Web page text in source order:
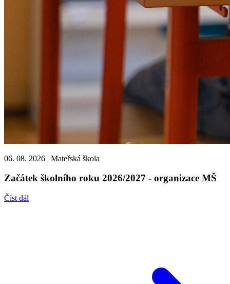
06. 08. 2026 | Mateřská škola
Začátek školního roku 2026/2027 - organizace MŠ
Číst dál